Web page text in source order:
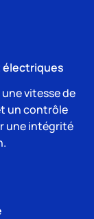
électriques
vitesse de
un contrôle
une intégrité